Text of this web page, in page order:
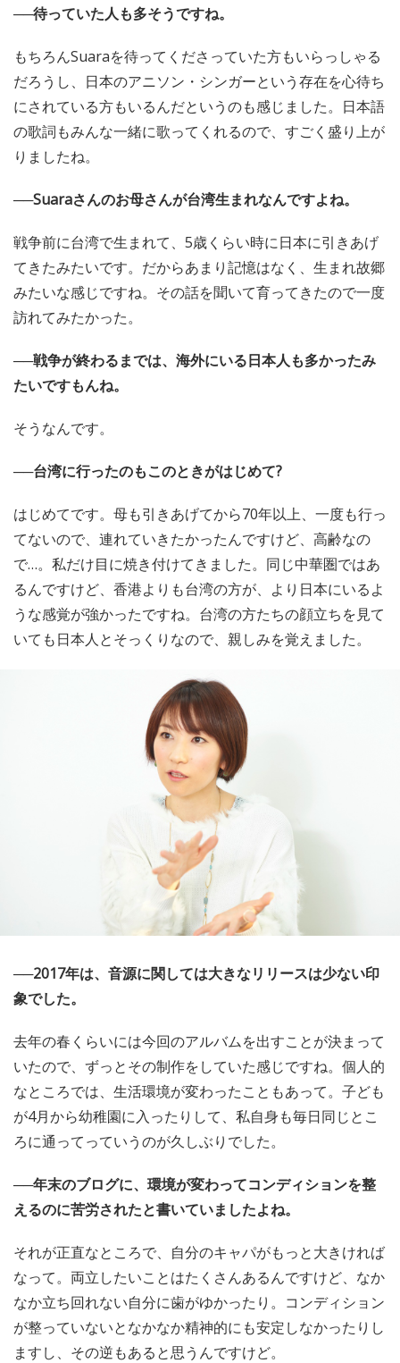
──待っていた人も多そうですね。
もちろんSuaraを待ってくださっていた方もいらっしゃる
だろうし、日本のアニソン・シンガーという存在を心待ち
にされている方もいるんだというのも感じました。日本語
の歌詞もみんな一緒に歌ってくれるので、すごく盛り上が
りましたね。
──Suaraさんのお母さんが台湾生まれなんですよね。
戦争前に台湾で生まれて、5歳くらい時に日本に引きあげ
てきたみたいです。だからあまり記憶はなく、生まれ故郷
みたいな感じですね。その話を聞いて育ってきたので一度
訪れてみたかった。
──戦争が終わるまでは、海外にいる日本人も多かったみ
たいですもんね。
そうなんです。
──台湾に行ったのもこのときがはじめて?
はじめてです。母も引きあげてから70年以上、一度も行っ
てないので、連れていきたかったんですけど、高齢なの
で…。私だけ目に焼き付けてきました。同じ中華圏ではあ
るんですけど、香港よりも台湾の方が、より日本にいるよ
うな感覚が強かったですね。台湾の方たちの顔立ちを見て
いても日本人とそっくりなので、親しみを覚えました。
──2017年は、音源に関しては大きなリリースは少ない印
象でした。
去年の春くらいには今回のアルバムを出すことが決まって
いたので、ずっとその制作をしていた感じですね。個人的
なところでは、生活環境が変わったこともあって。子ども
が4月から幼稚園に入ったりして、私自身も毎日同じとこ
ろに通ってっていうのが久しぶりでした。
──年末のブログに、環境が変わってコンディションを整
えるのに苦労されたと書いていましたよね。
それが正直なところで、自分のキャパがもっと大きければ
なって。両立したいことはたくさんあるんですけど、なか
なか立ち回れない自分に歯がゆかったり。コンディション
が整っていないとなかなか精神的にも安定しなかったりし
ますし、その逆もあると思うんですけど。